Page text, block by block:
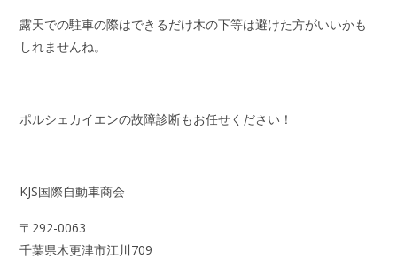
露天での駐車の際はできるだけ木の下等は避けた方がいいかも
しれませんね。
ポルシェカイエンの故障診断もお任せください！
KJS国際自動車商会
〒292-0063
千葉県木更津市江川709